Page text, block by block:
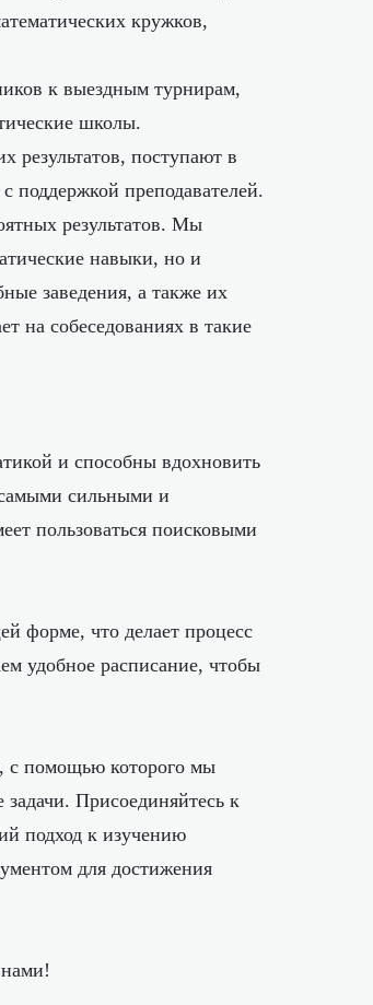
кружков,
к выездным турнирам,
школы.
результатов, поступают в
поддержкой преподавателей.
результатов. Мы
навыки, но и
заведения, а также их
на собеседованиях в такие
и способны вдохновить
сильными и
пользоваться поисковыми
форме, что делает процесс
удобное расписание, чтобы
с помощью которого мы
Присоединяйтесь к
подход к изучению
для достижения